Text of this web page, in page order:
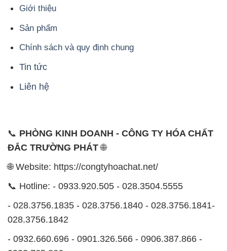
Giới thiệu
Sản phẩm
Chính sách và quy định chung
Tin tức
Liên hệ
📞 PHÒNG KINH DOANH - CÔNG TY HÓA CHẤT
ĐẮC TRƯỜNG PHÁT🌐
🌐 Website: https://congtyhoachat.net/
📞 Hotline: - 0933.920.505 - 028.3504.5555
- 028.3756.1835 - 028.3756.1840 - 028.3756.1841-
028.3756.1842
- 0932.660.696 - 0901.326.566 - 0906.387.866 -